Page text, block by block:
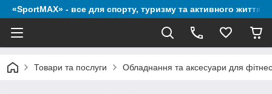
«SportMAX» - все для спорту, туризму та активного життя
Товари та послуги Обладнання та аксесуари для